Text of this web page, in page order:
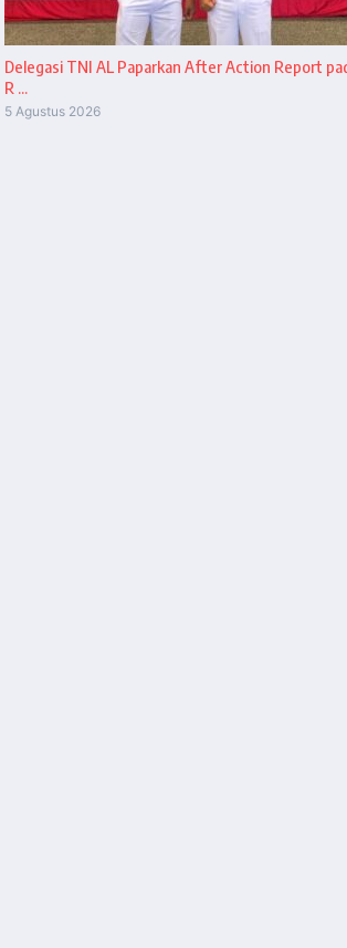
Delegasi TNI AL Paparkan After Action Report
R ...
5 Agustus 2026